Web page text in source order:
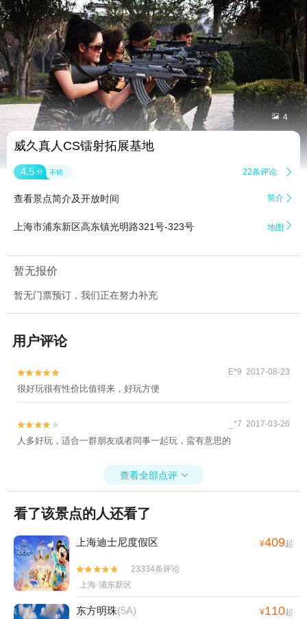
 4
威久真人CS镭射拓展基地
4.5 分 不错 22条评论 
查看景点简介及开放时间 简介 
上海市浦东新区高东镇光明路321号-323号 地图 
暂无报价
暂无门票预订，我们正在努力补充
用户评论

 E*9 2017-08-23
很好玩很有性价比值得来，好玩方便

 _*7 2017-03-26
人多好玩，适合一群朋友或者同事一起玩，蛮有意思的
查看全部点评 
看了该景点的人还看了
上海迪士尼度假区 ¥409起


23334条评论
上海·浦东新区
东方明珠(5A) ¥110起
